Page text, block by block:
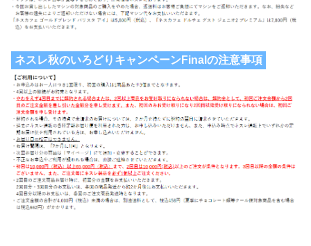
ネスレ秋のいろどりキャンペーンFinalの注意事項